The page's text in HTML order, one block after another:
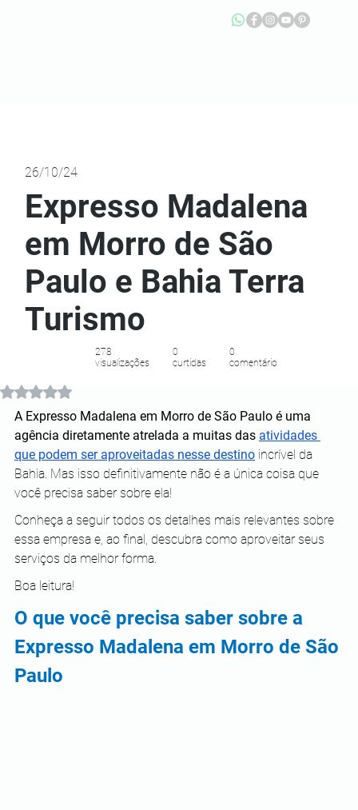
Avaliado com NaN de 5 estrelas.
A Expresso Madalena em Morro de São Paulo é uma
agência diretamente atrelada a muitas das atividades
que podem ser aproveitadas nesse destino incrível da
Bahia. Mas isso definitivamente não é a única coisa que
você precisa saber sobre ela!
Conheça a seguir todos os detalhes mais relevantes sobre
essa empresa e, ao final, descubra como aproveitar seus
serviços da melhor forma.
Boa leitura!
O que você precisa saber sobre a
Expresso Madalena em Morro de São
Paulo
278
visualizações
0
curtidas
0
comentário
Expresso Madalena
em Morro de São
Paulo e Bahia Terra
Turismo
26/10/24